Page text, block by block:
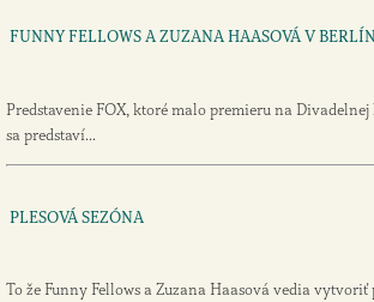
FUNNY FELLOWS A ZUZANA HAASOVÁ V
Predstavenie FOX, ktoré malo premieru na
sa predstaví...
PLESOVÁ SEZÓNA
To že Funny Fellows a Zuzana Haasová vedia vytvoriť